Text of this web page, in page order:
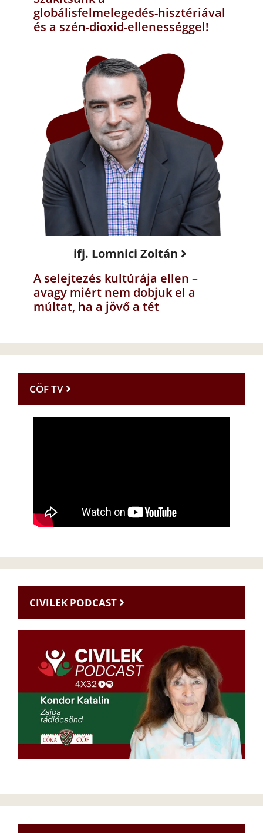
globálisfelmelegedés-hisztériával
és a szén-dioxid-ellenességgel!
ifj. Lomnici Zoltán
A selejtezés kultúrája ellen –
avagy miért nem dobjuk el a
múltat, ha a jövő a tét
CÖF TV
CIVILEK PODCAST